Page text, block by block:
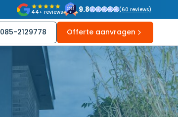
44+ reviews 9.8 (60 reviews)
085-2129778 Offerte aanvragen